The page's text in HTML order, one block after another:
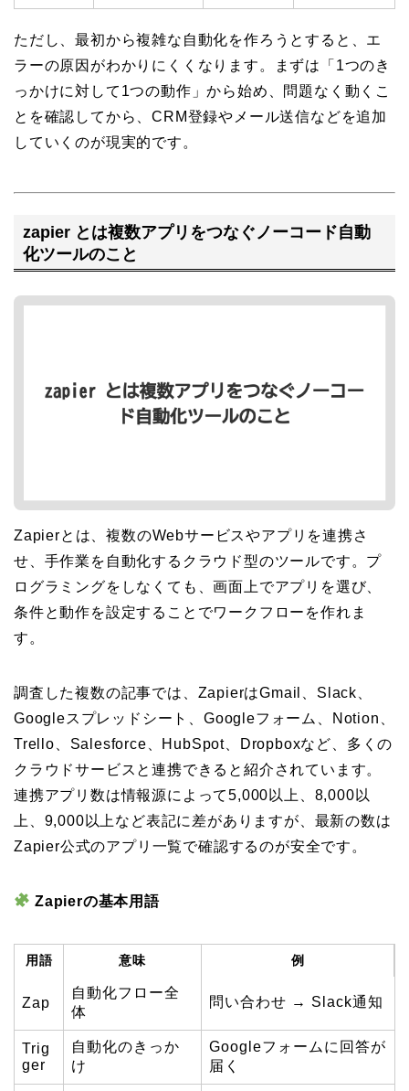
ただし、最初から複雑な自動化を作ろうとすると、エ
ラーの原因がわかりにくくなります。まずは「1つのき
っかけに対して1つの動作」から始め、問題なく動くこ
とを確認してから、CRM登録やメール送信などを追加
していくのが現実的です。
zapier とは複数アプリをつなぐノーコード自動
化ツールのこと
Zapierとは、複数のWebサービスやアプリを連携さ
せ、手作業を自動化するクラウド型のツールです。プ
ログラミングをしなくても、画面上でアプリを選び、
条件と動作を設定することでワークフローを作れま
す。
調査した複数の記事では、ZapierはGmail、Slack、
Googleスプレッドシート、Googleフォーム、Notion、
Trello、Salesforce、HubSpot、Dropboxなど、多くの
クラウドサービスと連携できると紹介されています。
連携アプリ数は情報源によって5,000以上、8,000以
上、9,000以上など表記に差がありますが、最新の数は
Zapier公式のアプリ一覧で確認するのが安全です。
Zapierの基本用語
用語 意味 例
Zap
自動化フロー全
体
問い合わせ → Slack通知
Trig
ger
自動化のきっか
け
Googleフォームに回答が
届く